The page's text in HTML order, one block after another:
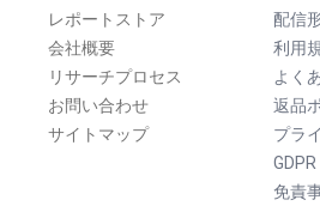
レポートストア
会社概要
リサーチプロセス
お問い合わせ
サイトマップ
配信
利用
よく
返品
プラ
GDPR
免責